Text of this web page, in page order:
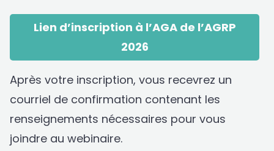
Lien d’inscription à l’AGA de l’AGRP
2026
Après votre inscription, vous recevrez un
courriel de confirmation contenant les
renseignements nécessaires pour vous
joindre au webinaire.